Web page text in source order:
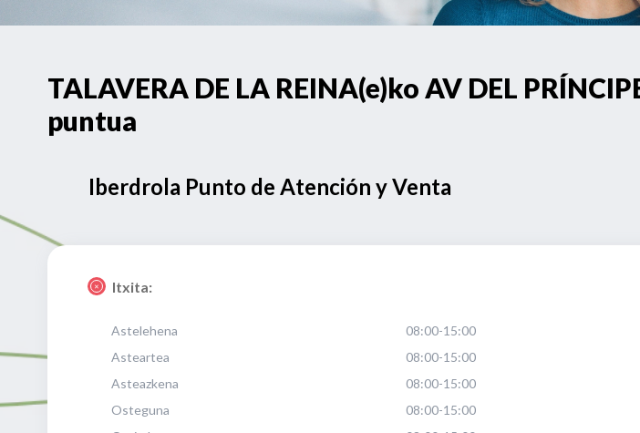
TALAVERA DE LA REINA(e)ko AV DEL
puntua
Iberdrola Punto de Atención y Venta
Itxita:
Astelehena
08:00-15:00
Asteartea
08:00-15:00
Asteazkena
08:00-15:00
Osteguna
08:00-15:00